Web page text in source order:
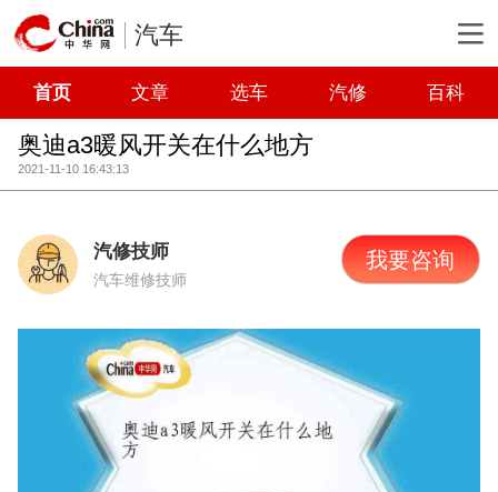
汽车
首页 文章 选车 汽修 百科
奥迪a3暖风开关在什么地方
2021-11-10 16:43:13
汽修技师
汽车维修技师
我要咨询